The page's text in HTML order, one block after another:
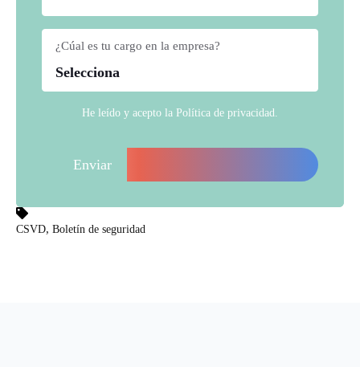
¿Cúal es tu cargo en la empresa?
He leído y acepto la Política de privacidad
CSVD, Boletín de seguridad